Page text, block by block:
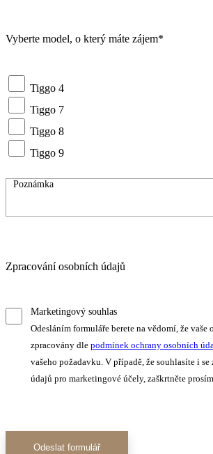
Vyberte model, o který máte zájem*
Tiggo 4
Tiggo 7
Tiggo 8
Tiggo 9
Zpracování osobních údajů
Marketingový souhlas
Odesláním formuláře berete na vědomí, že vaše
zpracovány dle podmínek ochrany osobních
vašeho požadavku. V případě, že souhlasíte i
údajů pro marketingové účely, zaškrtněte
Odeslat formulář